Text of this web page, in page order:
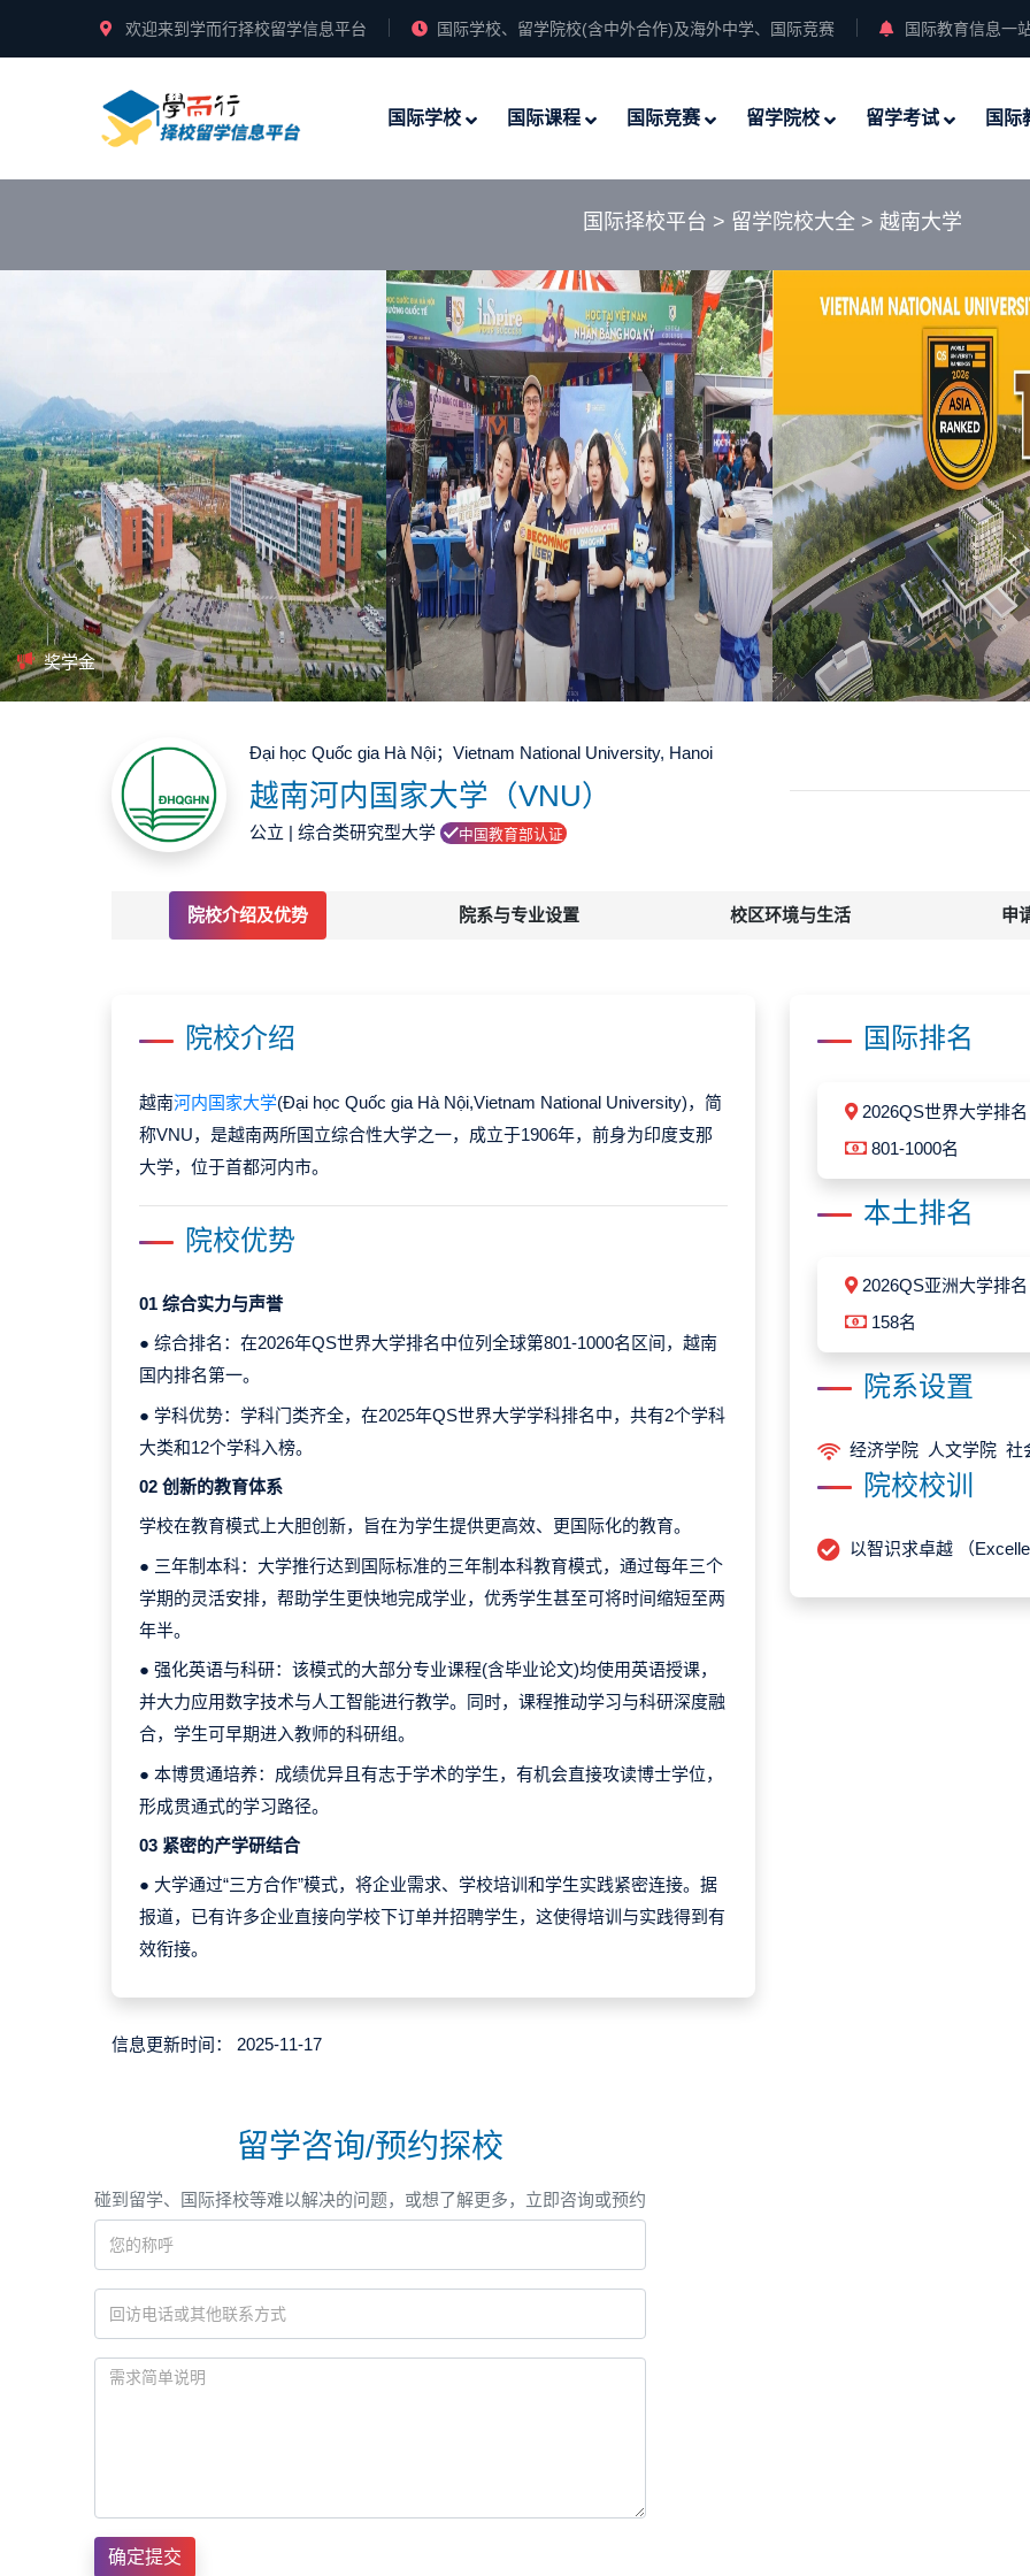
欢迎来到学而行择校留学信息平台 国际学校、留学院校(含中外合作)及海外中学、国际竞赛 国际教育信息一
国际学校 国际课程 国际竞赛 留学院校 留学考试 国际
国际择校平台 > 留学院校大全 > 越南大学
奖学金
Đại học Quốc gia Hà Nội；Vietnam National University, Hanoi
越南河内国家大学（VNU）
公立 | 综合类研究型大学 中国教育部认证
院校介绍及优势 院系与专业设置 校区环境与生活 申
院校介绍
越南河内国家大学(Đại học Quốc gia Hà Nội,Vietnam National University)，简
称VNU，是越南两所国立综合性大学之一，成立于1906年，前身为印度支那
大学，位于首都河内市。
院校优势
01 综合实力与声誉
● 综合排名：在2026年QS世界大学排名中位列全球第801-1000名区间，越南
国内排名第一。
● 学科优势：学科门类齐全，在2025年QS世界大学学科排名中，共有2个学科
大类和12个学科入榜。
02 创新的教育体系
学校在教育模式上大胆创新，旨在为学生提供更高效、更国际化的教育。
● 三年制本科：大学推行达到国际标准的三年制本科教育模式，通过每年三个
学期的灵活安排，帮助学生更快地完成学业，优秀学生甚至可将时间缩短至两
年半。
● 强化英语与科研：该模式的大部分专业课程(含毕业论文)均使用英语授课，
并大力应用数字技术与人工智能进行教学。同时，课程推动学习与科研深度融
合，学生可早期进入教师的科研组。
● 本博贯通培养：成绩优异且有志于学术的学生，有机会直接攻读博士学位，
形成贯通式的学习路径。
03 紧密的产学研结合
● 大学通过“三方合作”模式，将企业需求、学校培训和学生实践紧密连接。据
报道，已有许多企业直接向学校下订单并招聘学生，这使得培训与实践得到有
效衔接。
国际排名
2026QS世界大学排名
801-1000名
本土排名
2026QS亚洲大学排名
158名
院系设置
经济学院 人文学院 社
院校校训
以智识求卓越 （
信息更新时间： 2025-11-17
留学咨询/预约探校
碰到留学、国际择校等难以解决的问题，或想了解更多，立即咨询或预约